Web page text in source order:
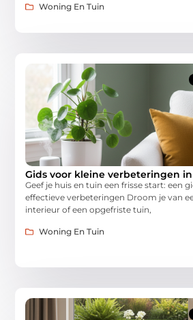
Woning En Tuin
Gids voor kleine verbeteringen
Geef je huis en tuin een frisse start: een
effectieve verbeteringen Droom je van
interieur of een opgefriste tuin,
Woning En Tuin